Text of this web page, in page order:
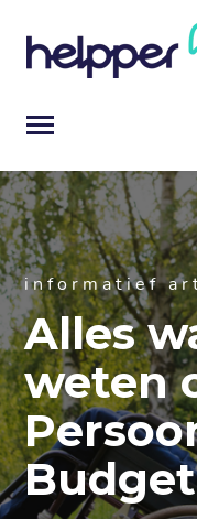
CONTENT
Toggle
Budgethouders
Mantelzorgers
Ouderen
Hulp bieden
Kenniscentrum
informatief
Alles
weten